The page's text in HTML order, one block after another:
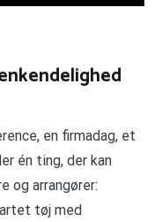
en firmadag, et
én ting, der kan
og arrangører:
tøj med